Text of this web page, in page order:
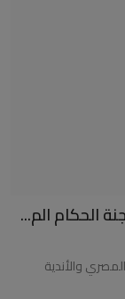
الحكام الم...
والأندية